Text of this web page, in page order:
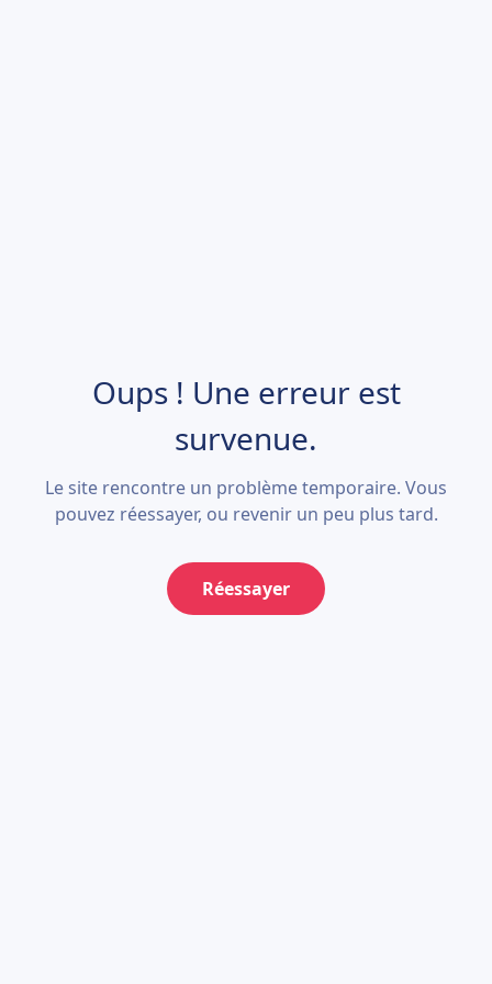
Oups ! Une erreur est
survenue.
Le site rencontre un problème temporaire. Vous
pouvez réessayer, ou revenir un peu plus tard.
Réessayer